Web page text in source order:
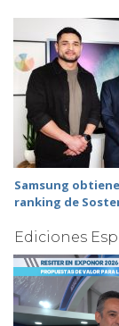
Samsung
ranking de
Ediciones